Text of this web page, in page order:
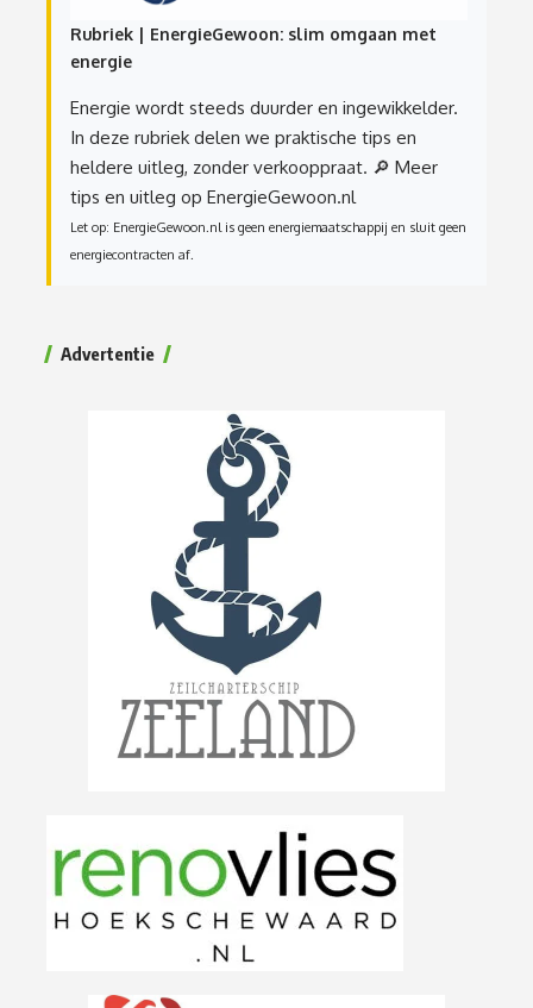
Rubriek | EnergieGewoon: slim omgaan met
energie
Energie wordt steeds duurder en ingewikkelder.
In deze rubriek delen we praktische tips en
heldere uitleg, zonder verkooppraat. 🔎 Meer
tips en uitleg op EnergieGewoon.nl
Let op: EnergieGewoon.nl is geen energiemaatschappij en sluit geen
energiecontracten af.
Advertentie